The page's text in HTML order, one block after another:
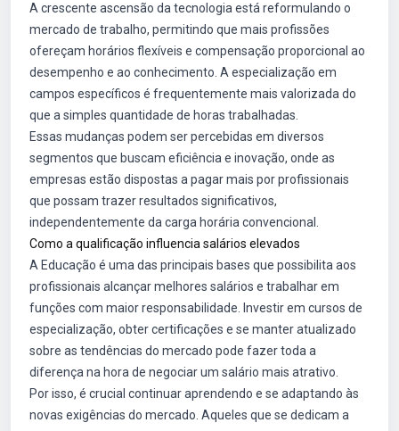
A crescente ascensão da tecnologia está reformulando o
mercado de trabalho, permitindo que mais profissões
ofereçam horários flexíveis e compensação proporcional ao
desempenho e ao conhecimento. A especialização em
campos específicos é frequentemente mais valorizada do
que a simples quantidade de horas trabalhadas.
Essas mudanças podem ser percebidas em diversos
segmentos que buscam eficiência e inovação, onde as
empresas estão dispostas a pagar mais por profissionais
que possam trazer resultados significativos,
independentemente da carga horária convencional.
Como a qualificação influencia salários elevados
A Educação é uma das principais bases que possibilita aos
profissionais alcançar melhores salários e trabalhar em
funções com maior responsabilidade. Investir em cursos de
especialização, obter certificações e se manter atualizado
sobre as tendências do mercado pode fazer toda a
diferença na hora de negociar um salário mais atrativo.
Por isso, é crucial continuar aprendendo e se adaptando às
novas exigências do mercado. Aqueles que se dedicam a